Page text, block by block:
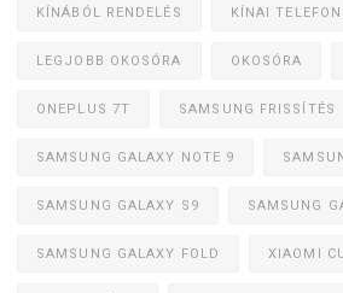
KÍNÁBÓL RENDELÉS KÍNAI
LEGJOBB OKOSÓRA OKOSÓRA
ONEPLUS 7T SAMSUNG FRISSÍTÉS
SAMSUNG GALAXY NOTE 9
SAMSUNG GALAXY S9 SAMSUNG
SAMSUNG GALAXY FOLD XIAOMI